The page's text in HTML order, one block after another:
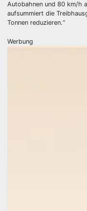
Autobahnen und 80 km/h
aufsummiert die
Tonnen reduzieren.“
Werbung